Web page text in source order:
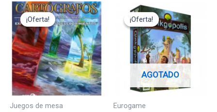
¡Oferta!
¡Oferta!
Juegos de mesa
El
precio
original
era:
11,95€.
El
precio
actual
es:
10,75€.
¡Oferta!
AGOTADO
¡Oferta!
Eurogame
El
precio
original
era:
49,95€.
precio
actual
es:
34,95€.